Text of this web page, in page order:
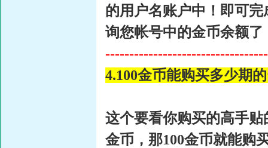
的用户名账户中！即可
询您帐号中的金币余额了
4.100金币能购买多少期
这个要看你购买的高手
金币，那100金币就能购